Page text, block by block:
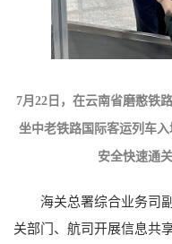
7月22日，在云南省磨憨铁
坐中老铁路国际客运列车
安全快速通
海关总署综合业务司
关部门、航司开展信息共